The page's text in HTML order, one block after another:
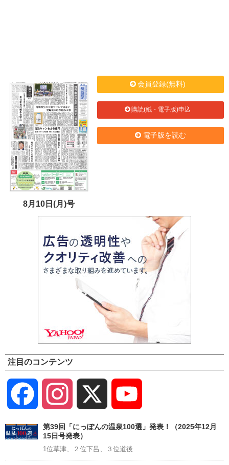
8月10日(月)号
会員登録(無料)
購読(紙・電子版)申込
電子版を読む
注目のコンテンツ
Facebook Instagram
Channel
第39回「にっぽんの温泉100選」発表！（2025年12月
15日号発表）
1位草津、２位下呂、３位道後